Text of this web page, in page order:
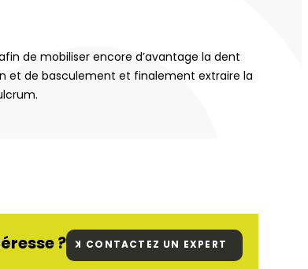
de mobiliser encore d’avantage la dent
et de basculement et finalement extraire la
? CONTACTEZ UN EXPERT